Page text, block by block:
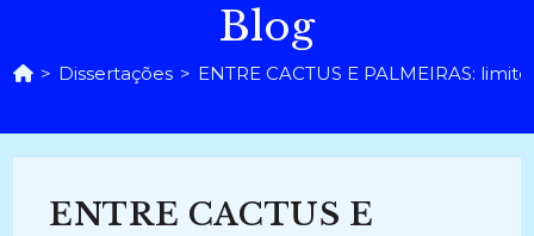
Blog
> Dissertações > ENTRE CACTUS E PALMEIRAS:
ENTRE CACTUS E